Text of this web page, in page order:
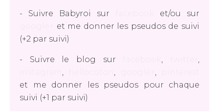
- Suivre Babyroi sur
et/ou sur
et me donner les pseudos de suivi
(+2 par suivi)
- Suivre le blog sur ,
,
, , ,
et me donner les pseudos pour chaque
suivi (+1 par suivi)